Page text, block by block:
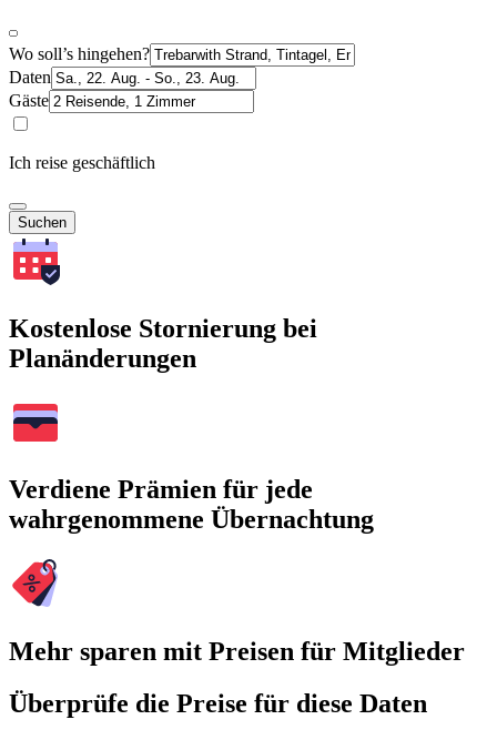
Wo soll’s hingehen?
Daten
Gäste
Ich reise geschäftlich
Suchen
Kostenlose Stornierung bei
Planänderungen
Verdiene Prämien für jede
wahrgenommene Übernachtung
Mehr sparen mit Preisen für Mitglieder
Überprüfe die Preise für diese Daten